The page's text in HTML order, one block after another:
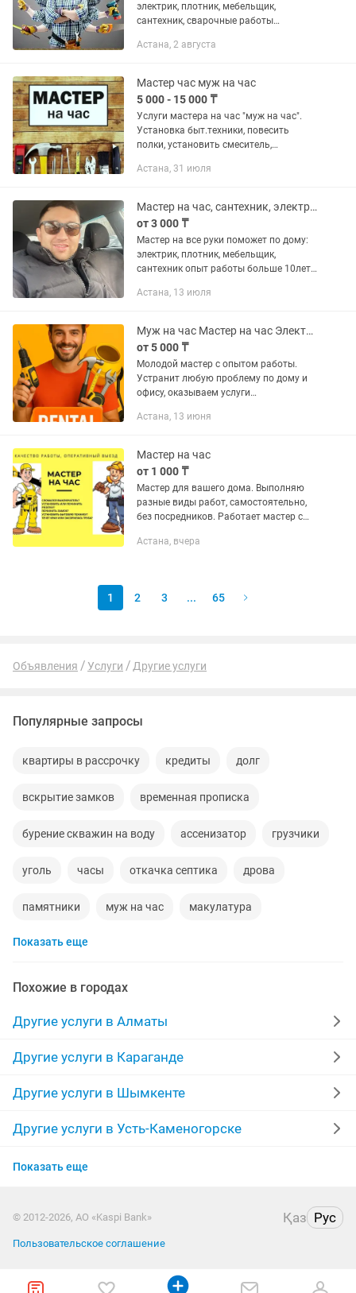
электрик, плотник, мебельщик,
сантехник, сварочные работы
жалюзи, карнизов, гардин, зеркал,
Астана, 2 августа
Мастер час муж на час
5 000 - 15 000 ₸
Услуги мастера на час "муж на час".
Установка быт.техники, повесить
полки, установить смеситель,
работы по дому, Вы можете обратиться
Астана, 31 июля
Мастер на час, сантехник, электрик,плотник, мелкий ремонт по дому
от 3 000 ₸
Мастер на все руки поможет по дому:
электрик, плотник, мебельщик,
сантехник опыт работы больше 10лет.
рестораны и т д . - все виды
Астана, 13 июля
Муж на час Мастер на час Электрик Сантехник Плотник ремонт в доме
от 5 000 ₸
Молодой мастер с опытом работы.
Устранит любую проблему по дому и
офису, оказываем услуги
строительных услуги (электрик,
Астана, 13 июня
Мастер на час
от 1 000 ₸
Мастер для вашего дома. Выполняю
разные виды работ, самостоятельно,
без посредников. Работает мастер с
Оплата договорная [в зависимости от
Астана, вчера
1 2 3 ... 65
Объявления Услуги Другие услуги
Популярные запросы
квартиры в рассрочку кредиты долг
вскрытие замков временная прописка
бурение скважин на воду ассенизатор грузчики
уголь часы откачка септика дрова
памятники муж на час макулатура
вывоз мусора
нужны деньги реставрация
документы реставрация ванн
чистка канализации деревья
жалюзи деньги изготовление ключей
ворота на заказ
Показать еще
Похожие в городах
Другие услуги в Алматы
Другие услуги в Караганде
Другие услуги в Шымкенте
Другие услуги в Усть-Каменогорске
Другие услуги в Актобе
Другие услуги в Павлодаре
Другие услуги в Уральске
Показать еще
© 2012-2026, АО «Kaspi Bank» Қаз Рус
Пользовательское соглашение